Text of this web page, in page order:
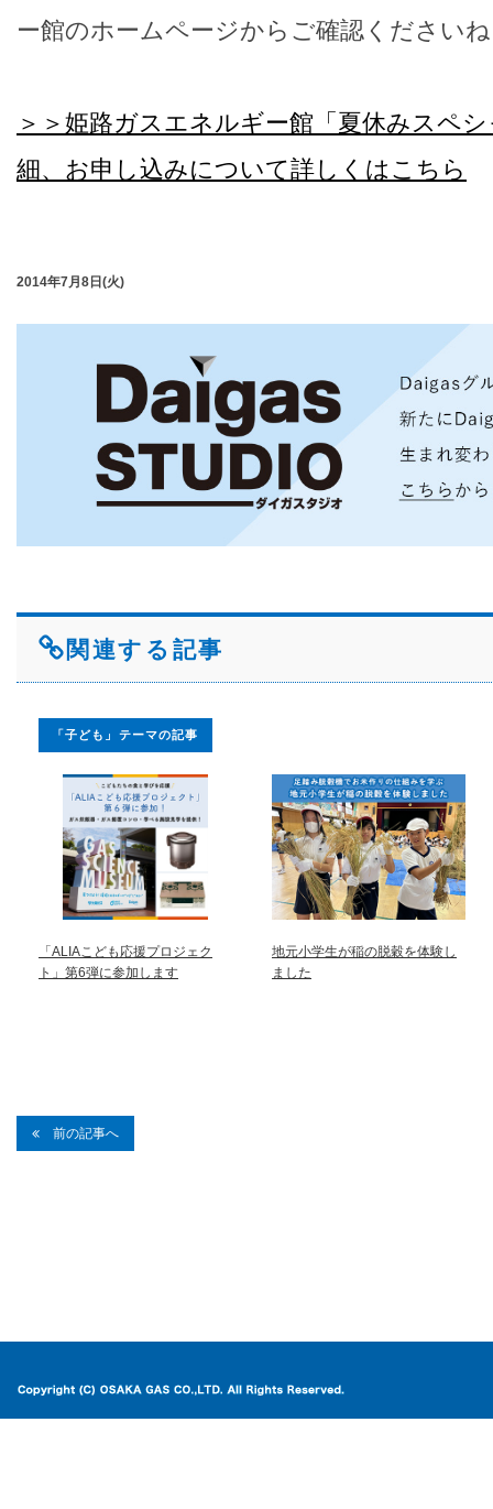
ー館のホームページからご確認ください
＞＞姫路ガスエネルギー館「夏休みスペ
細、お申し込みについて詳しくはこちら
2014年7月8日(火)
関連する記事
「子ども」テーマの記事
「ALIAこども応援プロジェク
ト」第6弾に参加します
地元小学生が稲の脱穀を体験し
ました
前の記事へ